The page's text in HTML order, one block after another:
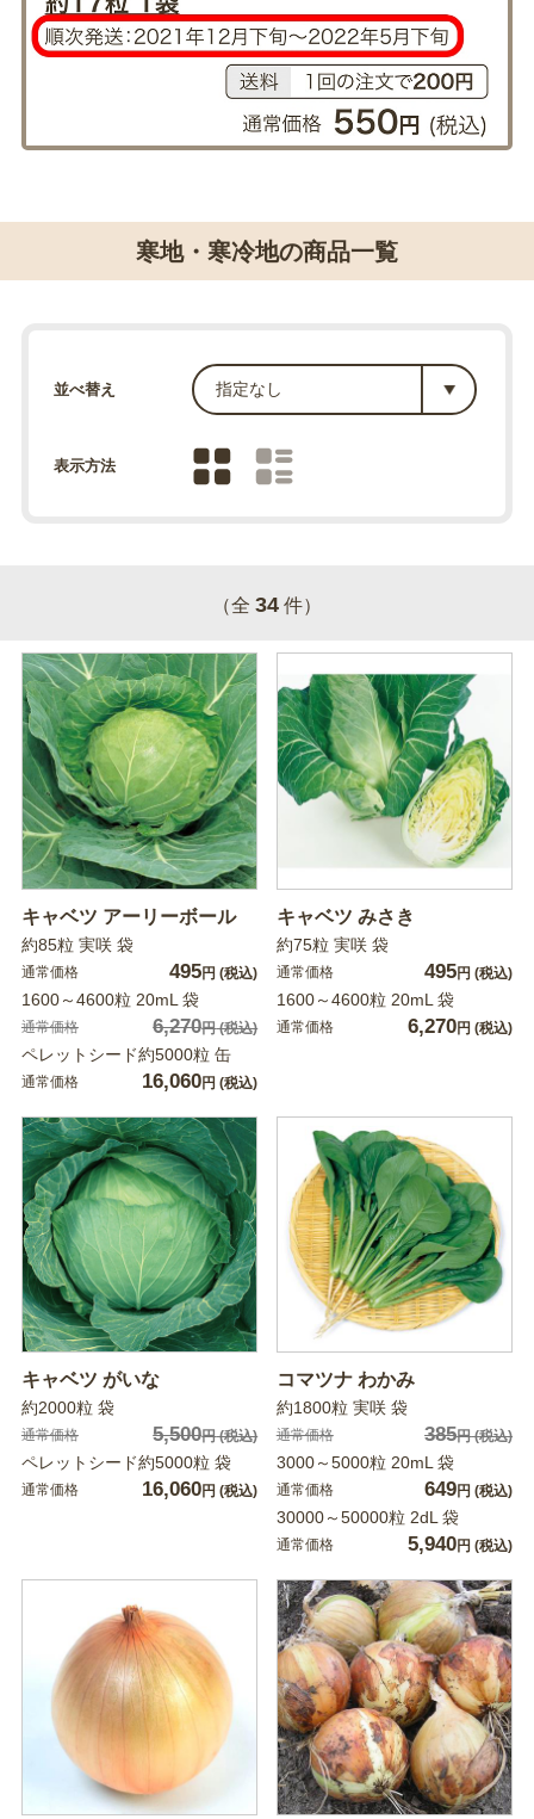
寒地・寒冷地の商品一覧
並べ替え
表示方法
（全 34 件）
キャベツ アーリーボール
約85粒 実咲 袋
通常価格 495円 (税込)
1600～4600粒 20mL 袋
通常価格 6,270円(税込)
ペレットシード約5000粒 缶
通常価格 16,060円 (税込)
キャベツ みさき
約75粒 実咲 袋
通常価格 495円 (税込)
1600～4600粒 20mL 袋
通常価格 6,270円 (税込)
キャベツ がいな
約2000粒 袋
通常価格 5,500円(税込)
ペレットシード約5000粒 袋
通常価格 16,060円 (税込)
コマツナ わかみ
約1800粒 実咲 袋
通常価格 385円(税込)
3000～5000粒 20mL 袋
通常価格 649円 (税込)
30000～50000粒 2dL 袋
通常価格 5,940円 (税込)